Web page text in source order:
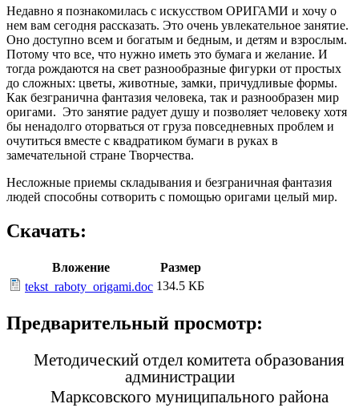
Недавно я познакомилась с искусством ОРИГАМИ и хочу о
нем вам сегодня рассказать. Это очень увлекательное занятие.
Оно доступно всем и богатым и бедным, и детям и взрослым.
Потому что все, что нужно иметь это бумага и желание. И
тогда рождаются на свет разнообразные фигурки от простых
до сложных: цветы, животные, замки, причудливые формы.
Как безгранична фантазия человека, так и разнообразен мир
оригами. Это занятие радует душу и позволяет человеку хотя
бы ненадолго оторваться от груза повседневных проблем и
очутиться вместе с квадратиком бумаги в pуках в
замечательной стране Творчества.
Несложные приемы складывания и безграничная фантазия
людей способны сотворить с помощью оригами целый мир.
Скачать:
Вложение
Размер
tekst_raboty_origami.doc 134.5 КБ
Предварительный просмотр:
Методический отдел комитета образования
администрации
Марксовского муниципального района